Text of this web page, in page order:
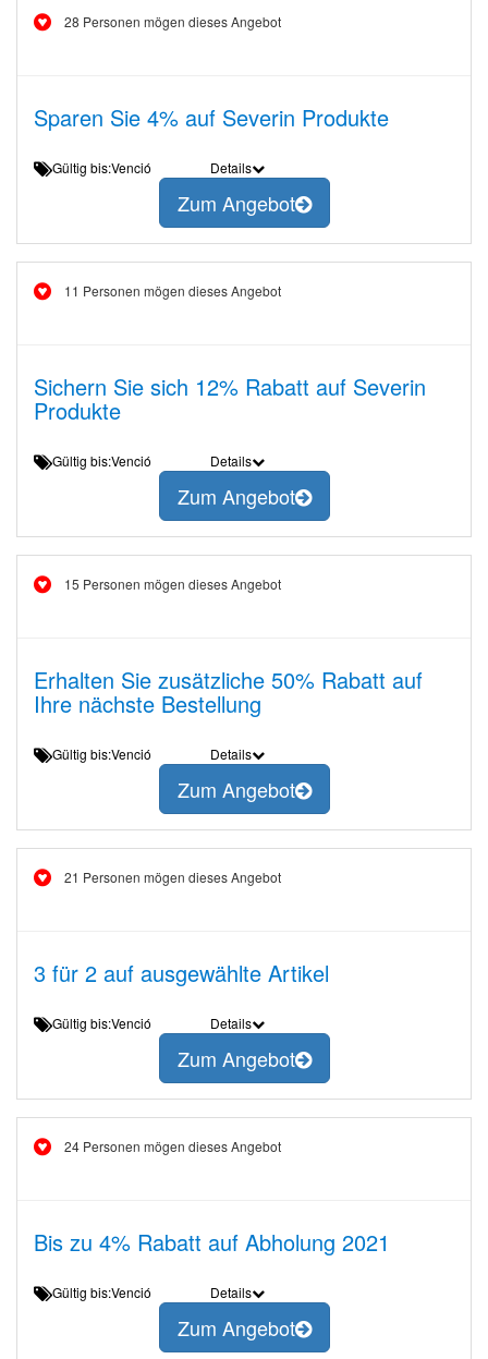
28 Personen mögen dieses Angebot
Sparen Sie 4% auf Severin Produkte
Gültig bis:Venció Details
Zum Angebot
11 Personen mögen dieses Angebot
Sichern Sie sich 12% Rabatt auf Severin
Produkte
Gültig bis:Venció Details
Zum Angebot
15 Personen mögen dieses Angebot
Erhalten Sie zusätzliche 50% Rabatt auf
Ihre nächste Bestellung
Gültig bis:Venció Details
Zum Angebot
21 Personen mögen dieses Angebot
3 für 2 auf ausgewählte Artikel
Gültig bis:Venció Details
Zum Angebot
24 Personen mögen dieses Angebot
Bis zu 4% Rabatt auf Abholung 2021
Gültig bis:Venció Details
Zum Angebot